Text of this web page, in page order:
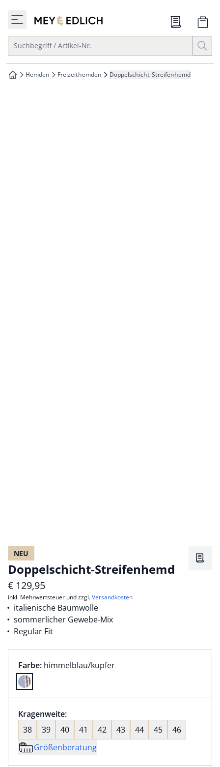
springen
springen
zur Startseite
Suchbegriff / Artikel-Nr.
zur Startseite
Hemden Freizeithemden Doppelschicht-Streifenhemd
NEU
Doppelschicht-Streifenhemd
€ 129,95
inkl. Mehrwertsteuer und zzgl.Versandkosten
italienische Baumwolle
sommerlicher Gewebe-Mix
Regular Fit
Farbauswahl:
Farbe: aktuell ausgewählt:
himmelblau/kupfer
Farbe himmelblau/kupfer ausgewählt
Größenauswahl:
Kragenweite:nichts ausgewählt
38
39 40 41 42 43 44 45
46
Größenberatung